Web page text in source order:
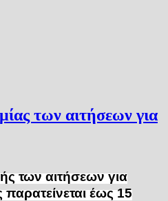
των αιτήσεων για
των αιτήσεων για
έως 15